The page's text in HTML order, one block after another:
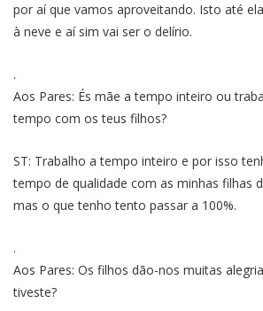
por aí que vamos aproveitando. Isto até
à neve e aí sim vai ser o delírio.
.
Aos Pares: És mãe a tempo inteiro ou
tempo com os teus filhos?
ST: Trabalho a tempo inteiro e por isso
tempo de qualidade com as minhas filhas
mas o que tenho tento passar a 100%.
.
Aos Pares: Os filhos dão-nos muitas
tiveste?